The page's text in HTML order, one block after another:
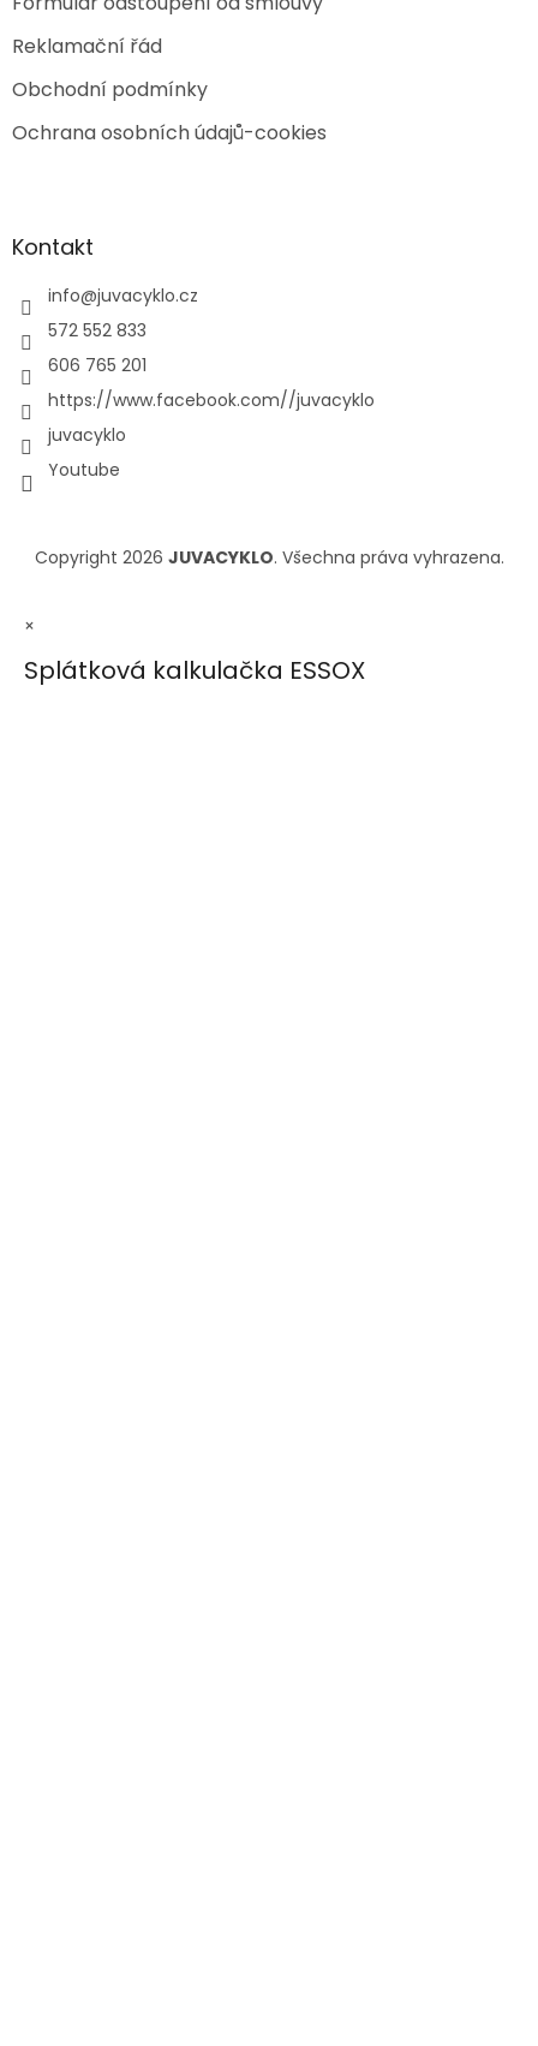
Reklamační řád
Obchodní podmínky
Ochrana osobních údajů-cookies
Kontakt
info@juvacyklo.cz
572 552 833
606 765 201
https://www.facebook.com//juvacyklo
juvacyklo
Youtube
Copyright 2026 JUVACYKLO. Všechna práva vyhrazena.
×
Splátková kalkulačka ESSOX